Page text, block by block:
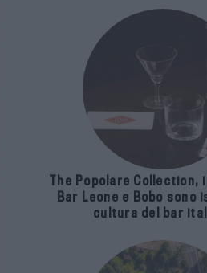
The Popolare Collection,
Bar Leone e Bobo sono
cultura del bar